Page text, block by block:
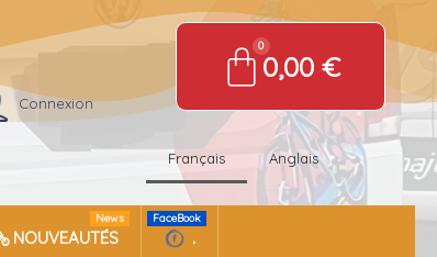
Connexion
0,00 €
Français Anglais
NOUVEAUTÉS
News
.
FaceBook